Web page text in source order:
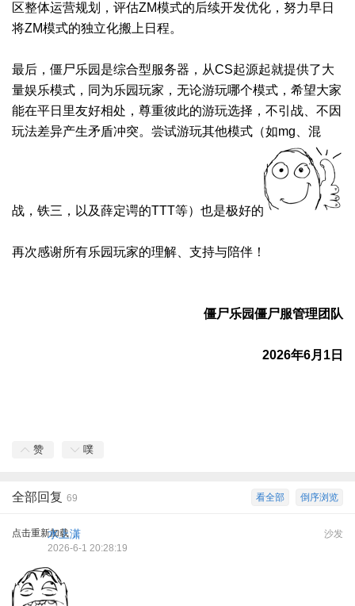
区整体运营规划，评估ZM模式的后续开发优化，努力早日
将ZM模式的独立化搬上日程。
最后，僵尸乐园是综合型服务器，从CS起源起就提供了大
量娱乐模式，同为乐园玩家，无论游玩哪个模式，希望大家
能在平日里友好相处，尊重彼此的游玩选择，不引战、不因
玩法差异产生矛盾冲突。 尝试游玩其他模式（如mg、混
战，铁三，以及薛定谔的TTT等）也是极好的
再次感谢所有乐园玩家的理解、支持与陪伴！
僵尸乐园僵尸服管理团队
2026年6月1日
赞 噗
倒序浏览
看全部
全部回复 69
点击重新加载 沙发
水上潇
2026-6-1 20:28:19